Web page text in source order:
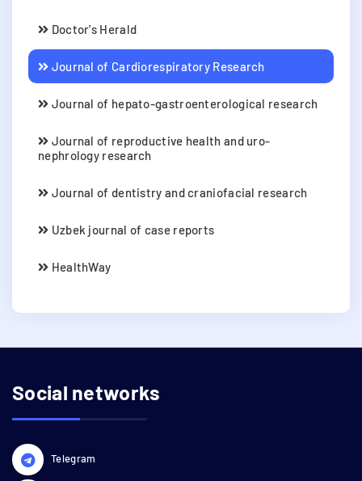
Doctor's Herald
Journal of Cardiorespiratory Research
Journal of hepato-gastroenterological research
Journal of reproductive health and uro-
nephrology research
Journal of dentistry and craniofacial research
Uzbek journal of case reports
HealthWay
Social networks
Telegram